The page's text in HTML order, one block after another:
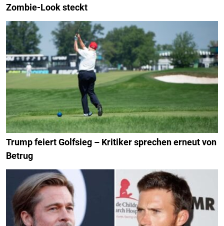
Zombie-Look steckt
Trump feiert Golfsieg – Kritiker sprechen erneut von
Betrug